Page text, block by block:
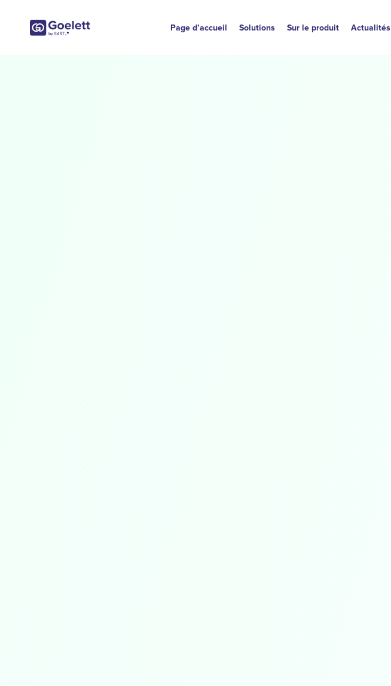
Page d’accueil Solutions Sur le produit Actualités